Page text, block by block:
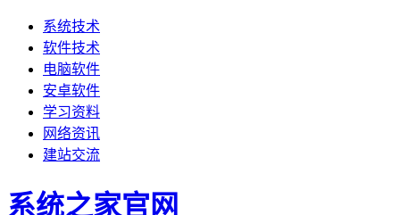
系统技术
软件技术
电脑软件
安卓软件
学习资料
网络资讯
建站交流
系统之家官网